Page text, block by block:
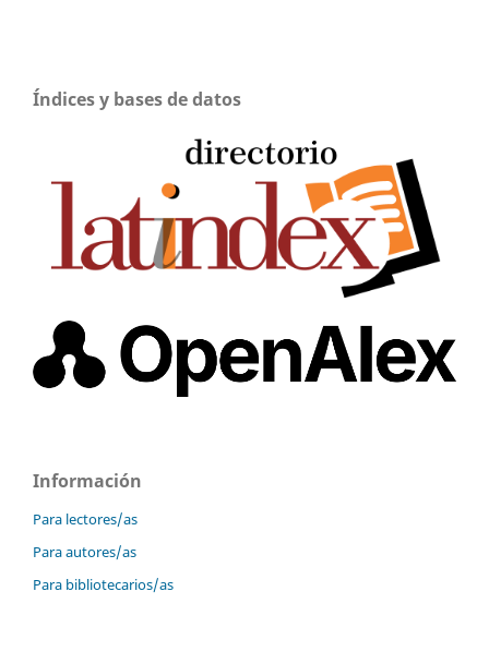
Índices y bases de datos
Información
Para lectores/as
Para autores/as
Para bibliotecarios/as